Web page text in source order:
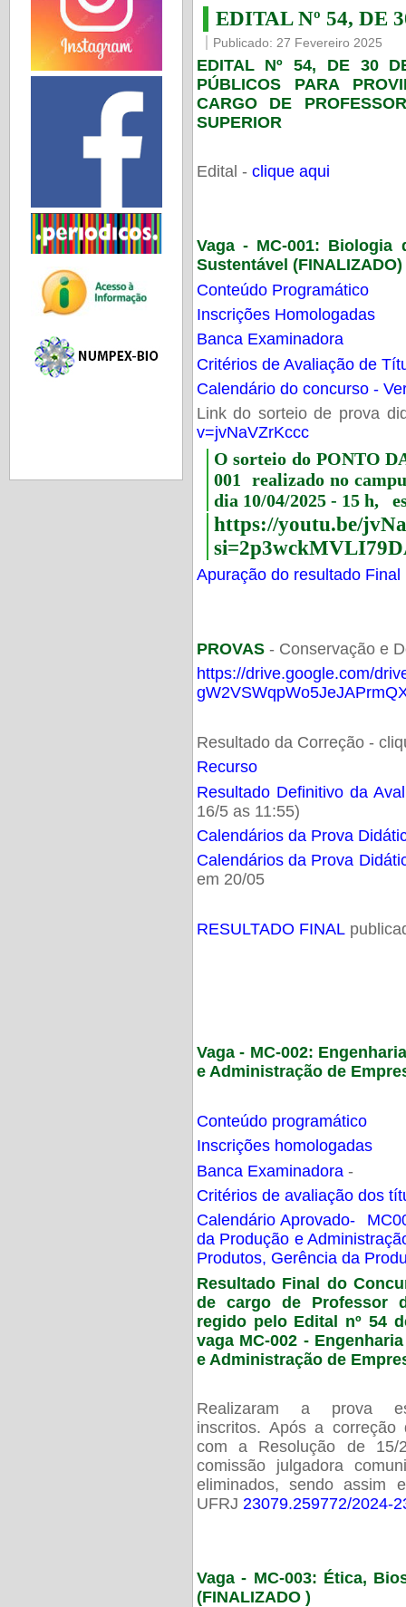
EDITAL Nº 54, DE
Publicado: 27 Fevereiro 2025
EDITAL Nº 54, DE 30
PÚBLICOS PARA
CARGO DE
SUPERIOR
Edital - clique aqui
Vaga - MC-001: Biologia
Sustentável (FINALIZADO)
Conteúdo Programático
Inscrições Homologadas
Banca Examinadora
Critérios de Avaliação de
Calendário do concurso -
Link do sorteio de prova
v=jvNaVZrKccc
O sorteio do PONTO
001 realizado no
dia 10/04/2025 - 15 h,
https://youtu.be/
Apuração do resultado Final
PROVAS- Conservação e
https://drive.google.com/
Resultado da Correção -
Recurso
Resultado Definitivo da
16/5 as 11:55)
Calendários da Prova
Calendários da Prova
em 20/05
RESULTADO FINAL
Vaga - MC-002:
e Administração de
Conteúdo programático
Inscrições homologadas
Banca Examinadora -
Critérios de avaliação dos
Calendário Aprovado-
da Produção e
Produtos, Gerência da
Resultado Final do
de cargo de Professor
regido pelo Edital nº 54
vaga MC-002 -
e Administração de
Realizaram a prova
inscritos. Após a
com a Resolução de 15/
comissão julgadora
eliminados, sendo assim
UFRJ 23079.259772/2024-
Vaga - MC-003: Ética,
(FINALIZADO )